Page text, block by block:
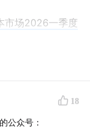
市场2026一季度
想做指数基金
18
公众号：